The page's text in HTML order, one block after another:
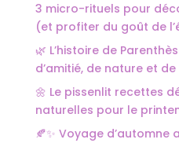
3 micro-rituels pour
(et profiter du goût de
🌿 L’histoire de
d’amitié, de nature et
🌼 Le pissenlit recettes
naturelles pour le
🍂✨ Voyage d’automne